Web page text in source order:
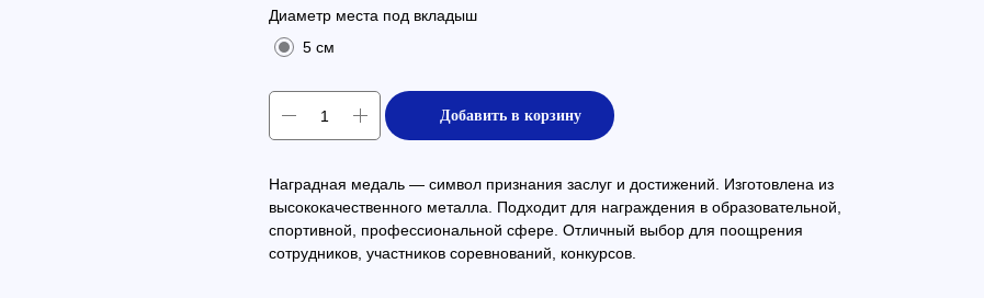
Диаметр места под вкладыш
5 см
Добавить в корзину
Наградная медаль — символ признания заслуг и достижений. Изготовлена из
высококачественного металла. Подходит для награждения в образовательной,
спортивной, профессиональной сфере. Отличный выбор для поощрения
сотрудников, участников соревнований, конкурсов.